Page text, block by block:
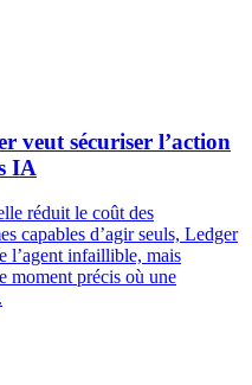
veut sécuriser l’action
IA
réduit le coût des
capables d’agir seuls, Ledger
l’agent infaillible, mais
moment précis où une